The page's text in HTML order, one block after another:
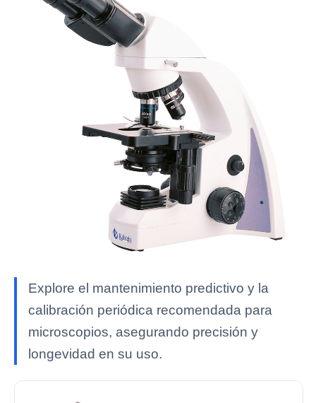
Explore el mantenimiento predictivo y la
calibración periódica recomendada para
microscopios, asegurando precisión y
longevidad en su uso.